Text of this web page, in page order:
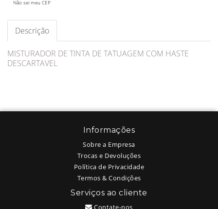
Não sei meu CEP
Descrição
MISTURADOR DE TINTA DE TATUAGEM COM HASTE
DESCARTAVEL
Informações
Sobre a Empresa
Trocas e Devoluções
Política de Privacidade
Termos & Condições
Serviços ao cliente
Contate-nos